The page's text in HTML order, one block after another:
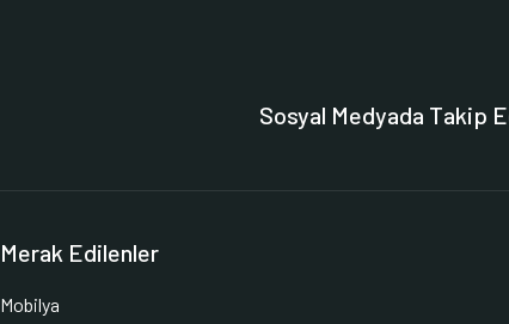
Sosyal Medyada Takip
Merak Edilenler
Mobilya